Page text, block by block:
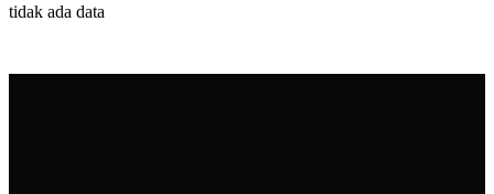
tidak ada data